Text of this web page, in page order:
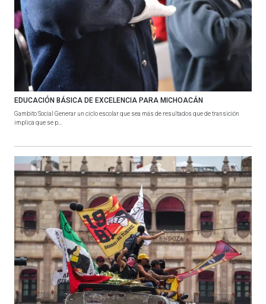
EDUCACIÓN BÁSICA DE EXCELENCIA PARA MICHOACÁN
Gambito Social Generar un ciclo escolar que sea más de resultados que de transición
implica que se p...